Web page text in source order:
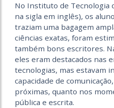
No Instituto de Tecnologia
na sigla em inglês), os
traziam uma bagagem
ciências exatas, foram
também bons escritores.
eles eram destacados nas
tecnologias, mas estavam
capacidade de
próximas, quanto nos
pública e escrita.